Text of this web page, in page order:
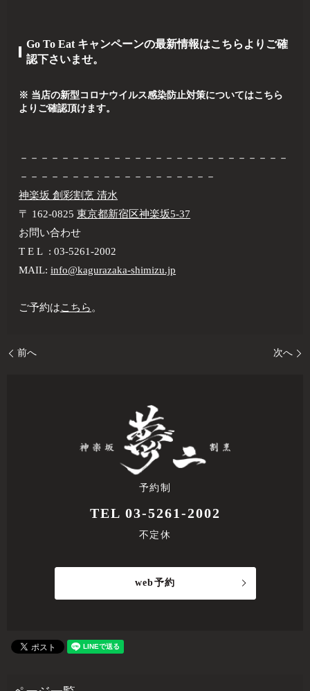
Go To Eat キャンペーンの最新情報はこちらよりご確
認下さいませ。
※ 当店の新型コロナウイルス感染防止対策についてはこちら
よりご確認頂けます。
－－－－－－－－－－－－－－－－－－－－－－－－－－
－－－－－－－－－－－－－－－－－－－
神楽坂 創彩割烹 清水
〒 162-0825東京都新宿区神楽坂5-37
お問い合わせ
T E L : 03-5261-2002
MAIL:info@kagurazaka-shimizu.jp
ご予約はこちら 。
前へ 次へ
予約制
TEL 03-5261-2002
不定休
web予約